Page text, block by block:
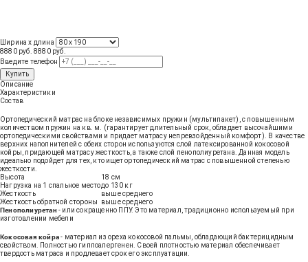
Ширина х длина
8880 руб. 8880 руб.
Введите телефон
Купить
Описание
Характеристики
Состав
Ортопедический матрас на блоке независимых пружин (мультипакет), с повышенным
количеством пружин на кв. м. (гарантирует длительный срок, обладает высочайшими
ортопедическими свойствами и придает матрасу непревзойденный комфорт). В качестве
верхних наполнителей с обеих сторон используются слой латексированной кокосовой
койры, придающей матрасу жесткость, а также слой пенополиуретана. Данная модель
идеально подойдет для тех, кто ищет ортопедический матрас с повышенной степенью
жесткости.
Высота
18 см
Нагрузка на 1 спальное местодо 130 кг
Жесткость
выше среднего
Жесткость обратной стороны
выше среднего
Пенополиуретан - или сокращенно ППУ. Это материал, традиционно используемый при
изготовлении мебели
Кокосовая койра- материал из ореха кокосовой пальмы, обладающий бактерицидным
свойством. Полностью гиппоалергенен. Своей плотностью материал обеспечивает
твердость матраса и продлевает срок его эксплуатации.